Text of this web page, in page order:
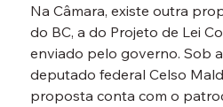
Na Câmara, existe outra
do BC, a do Projeto de Lei
enviado pelo governo. Sob
deputado federal Celso
proposta conta com o